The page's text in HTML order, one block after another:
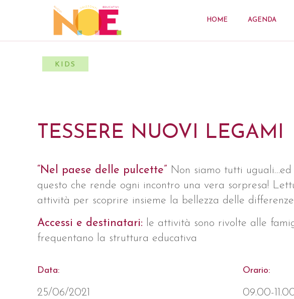
HOME AGENDA
KIDS
TESSERE NUOVI LEGAMI
“Nel paese delle pulcette” Non siamo tutti uguali…ed
questo che rende ogni incontro una vera sorpresa!
attività per scoprire insieme la bellezza delle differenze
Accessi e destinatari: le attività sono rivolte alle
frequentano la struttura educativa
Data:
25/06/2021
Orario:
09.00-